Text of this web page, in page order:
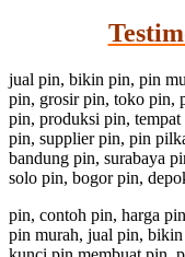
jual pin, bikin pin, pin
pin, grosir pin, toko pin,
pin, produksi pin,
pin, supplier pin, pin
bandung pin, surabaya
solo pin, bogor pin,
pin, contoh pin, harga
pin murah, jual pin,